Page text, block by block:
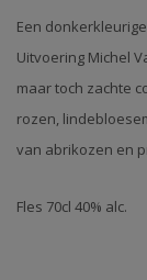
Een
Uitvoering Michel
maar toch zachte
rozen,
van abrikozen en
Fles 70cl 40% alc.